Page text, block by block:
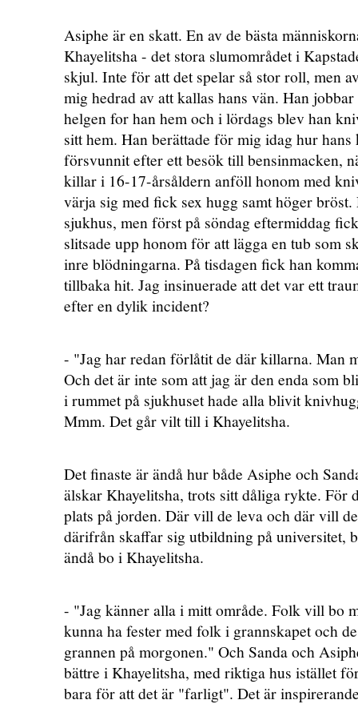
Asiphe är en skatt. En av de bästa
Khayelitsha - det stora slumområdet i
skjul. Inte för att det spelar så stor roll, men
mig hedrad av att kallas hans vän. Han
helgen for han hem och i lördags blev han
sitt hem. Han berättade för mig idag hur
försvunnit efter ett besök till bensinmacken,
killar i 16-17-årsåldern anföll honom med
värja sig med fick sex hugg samt höger
sjukhus, men först på söndag eftermiddag
slitsade upp honom för att lägga en tub som
inre blödningarna. På tisdagen fick han
tillbaka hit. Jag insinuerade att det var ett
efter en dylik incident?
- "Jag har redan förlåtit de där killarna. Man
Och det är inte som att jag är den enda som
i rummet på sjukhuset hade alla blivit
Mmm. Det går vilt till i Khayelitsha.
Det finaste är ändå hur både Asiphe och
älskar Khayelitsha, trots sitt dåliga rykte. För
plats på jorden. Där vill de leva och där vill
därifrån skaffar sig utbildning på universitet,
ändå bo i Khayelitsha.
- "Jag känner alla i mitt område. Folk vill bo
kunna ha fester med folk i grannskapet och
grannen på morgonen." Och Sanda och
bättre i Khayelitsha, med riktiga hus istället
bara för att det är "farligt". Det är